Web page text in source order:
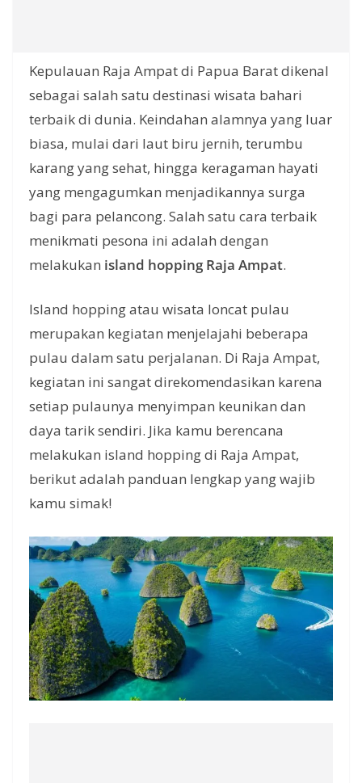
Kepulauan Raja Ampat di Papua Barat dikenal
sebagai salah satu destinasi wisata bahari
terbaik di dunia. Keindahan alamnya yang luar
biasa, mulai dari laut biru jernih, terumbu
karang yang sehat, hingga keragaman hayati
yang mengagumkan menjadikannya surga
bagi para pelancong. Salah satu cara terbaik
menikmati pesona ini adalah dengan
melakukan island hopping Raja Ampat.
Island hopping atau wisata loncat pulau
merupakan kegiatan menjelajahi beberapa
pulau dalam satu perjalanan. Di Raja Ampat,
kegiatan ini sangat direkomendasikan karena
setiap pulaunya menyimpan keunikan dan
daya tarik sendiri. Jika kamu berencana
melakukan island hopping di Raja Ampat,
berikut adalah panduan lengkap yang wajib
kamu simak!